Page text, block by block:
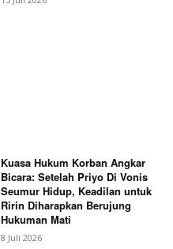
Kuasa Hukum Korban Angkar
Bicara: Setelah Priyo Di Vonis
Seumur Hidup, Keadilan untuk
Ririn Diharapkan Berujung
Hukuman Mati
8 Juli 2026